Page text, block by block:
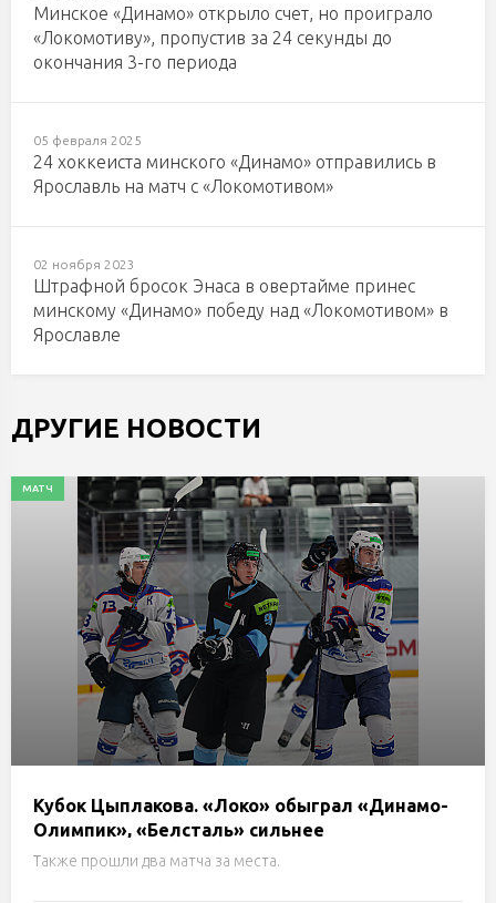
Минское «Динамо» открыло счет, но проиграло
«Локомотиву», пропустив за 24 секунды до
окончания 3-го периода
05 февраля 2025
24 хоккеиста минского «Динамо» отправились в
Ярославль на матч с «Локомотивом»
02 ноября 2023
Штрафной бросок Энаса в овертайме принес
минскому «Динамо» победу над «Локомотивом» в
Ярославле
ДРУГИЕ НОВОСТИ
МАТЧ
Кубок Цыплакова. «Локо» обыграл «Динамо-
Олимпик», «Белсталь» сильнее
«Нефтехимика» и еще два матча 1/4 финала
Также прошли два матча за места.